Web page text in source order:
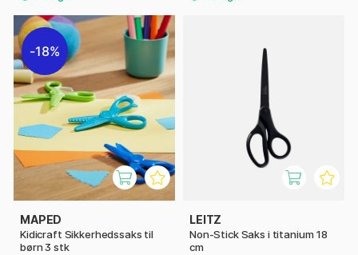
18%
MAPED
Kidicraft Sikkerhedssaks til
børn 3 stk
LEITZ
Non-Stick Saks i titanium 18
cm